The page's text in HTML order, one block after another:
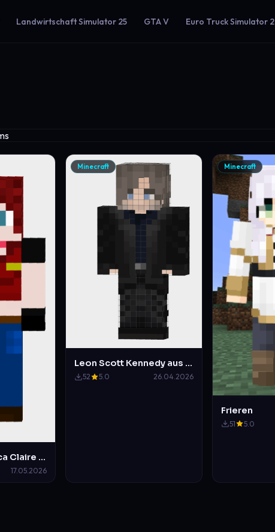
Landwirtschaft Simulator 25 GTA V Euro Truck Simulator 2
RE Code Veronica Claire Redfield
17.05.2026
Minecraft
Leon Scott Kennedy aus RE Requiem
52 5.0 26.04.2026
Minecraft
Frieren
51 5.0